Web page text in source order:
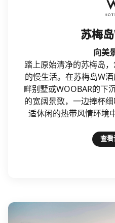
苏梅
向美
踏上原始清净的苏梅岛
的慢生活。在苏梅岛W
畔别墅或WOOBAR的下
的宽阔景致，一边捧杯
适休闲的热带风情环境
查看